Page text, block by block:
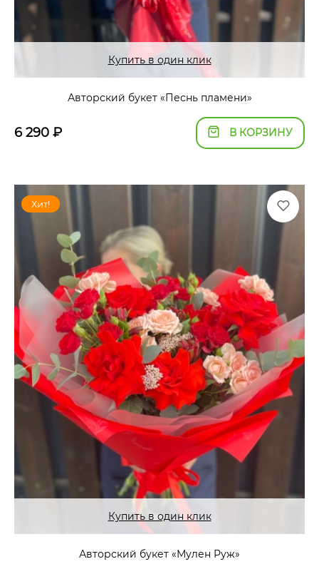
Купить в один клик
Авторский букет «Песнь пламени»
6 290 ₽ В КОРЗИНУ
Хит!
Купить в один клик
Авторский букет «Мулен Руж»